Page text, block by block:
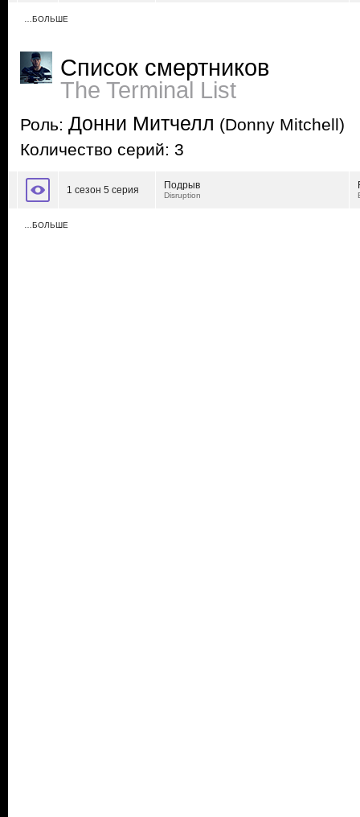
…БОЛЬШЕ
Список смертников
The Terminal List
Роль: Донни Митчелл (Donny Mitchell)
Количество серий: 3
1 сезон 5 серия Подрыв
Disruption
…БОЛЬШЕ